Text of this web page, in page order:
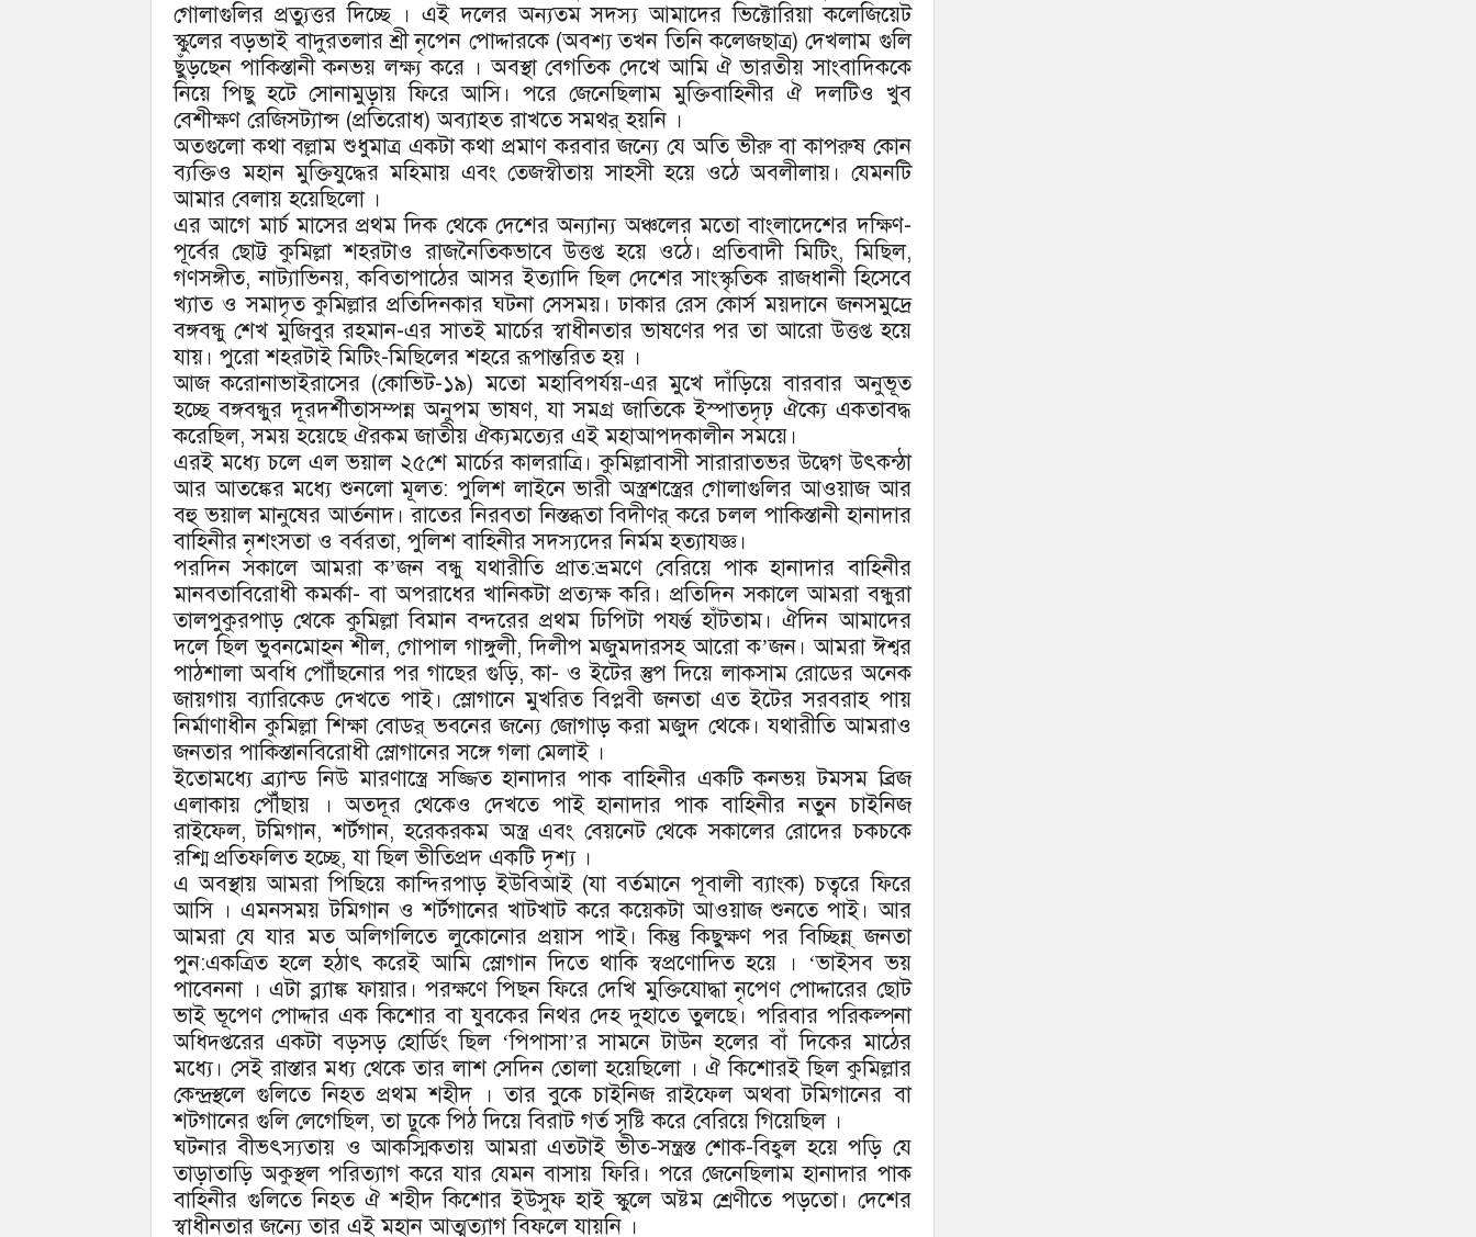
গোলাগুলির প্রত্যুত্তর দিচ্ছে । এই দলের অন্যতম সদস্য আমাদের ভিক্টোরিয়া কলেজিয়েট
স্কুলের বড়ভাই বাদুরতলার শ্রী নৃপেন পোদ্দারকে (অবশ্য তখন তিনি কলেজছাত্র) দেখলাম গুলি
ছুঁড়ছেন পাকিস্তানী কনভয় লক্ষ্য করে । অবস্থা বেগতিক দেখে আমি ঐ ভারতীয় সাংবাদিককে
নিয়ে পিছু হটে সোনামুড়ায় ফিরে আসি। পরে জেনেছিলাম মুক্তিবাহিনীর ঐ দলটিও খুব
বেশীক্ষণ রেজিসট্যান্স (প্রতিরোধ) অব্যাহত রাখতে সমথর্ হয়নি ।
অতগুলো কথা বল্লাম শুধুমাত্র একটা কথা প্রমাণ করবার জন্যে যে অতি ভীরু বা কাপরুষ কোন
ব্যক্তিও মহান মুক্তিযুদ্ধের মহিমায় এবং তেজস্বীতায় সাহসী হয়ে ওঠে অবলীলায়। যেমনটি
আমার বেলায় হয়েছিলো ।
এর আগে মার্চ মাসের প্রথম দিক থেকে দেশের অন্যান্য অঞ্চলের মতো বাংলাদেশের দক্ষিণ-
পূর্বের ছোট্ট কুমিল্লা শহরটাও রাজনৈতিকভাবে উত্তপ্ত হয়ে ওঠে। প্রতিবাদী মিটিং, মিছিল,
গণসঙ্গীত, নাট্যাভিনয়, কবিতাপাঠের আসর ইত্যাদি ছিল দেশের সাংস্কৃতিক রাজধানী হিসেবে
খ্যাত ও সমাদৃত কুমিল্লার প্রতিদিনকার ঘটনা সেসময়। ঢাকার রেস কোর্স ময়দানে জনসমুদ্রে
বঙ্গবন্ধু শেখ মুজিবুর রহমান-এর সাতই মার্চের স্বাধীনতার ভাষণের পর তা আরো উত্তপ্ত হয়ে
যায়। পুরো শহরটাই মিটিং-মিছিলের শহরে রূপান্তরিত হয় ।
আজ করোনাভাইরাসের (কোভিট-১৯) মতো মহাবিপর্যয়-এর মুখে দাঁড়িয়ে বারবার অনুভূত
হচ্ছে বঙ্গবন্ধুর দূরদর্শীতাসম্পন্ন অনুপম ভাষণ, যা সমগ্র জাতিকে ইস্পাতদৃঢ় ঐক্যে একতাবদ্ধ
করেছিল, সময় হয়েছে ঐরকম জাতীয় ঐক্যমত্যের এই মহাআপদকালীন সময়ে।
এরই মধ্যে চলে এল ভয়াল ২৫শে মার্চের কালরাত্রি। কুমিল্লাবাসী সারারাতভর উদ্বেগ উৎকন্ঠা
আর আতঙ্কের মধ্যে শুনলো মূলত: পুলিশ লাইনে ভারী অস্ত্রশস্ত্রের গোলাগুলির আওয়াজ আর
বহু ভয়াল মানুষের আর্তনাদ। রাতের নিরবতা নিস্তব্ধতা বিদীণর্ করে চলল পাকিস্তানী হানাদার
বাহিনীর নৃশংসতা ও বর্বরতা, পুলিশ বাহিনীর সদস্যদের নির্মম হত্যাযজ্ঞ।
পরদিন সকালে আমরা ক’জন বন্ধু যথারীতি প্রাত:ভ্রমণে বেরিয়ে পাক হানাদার বাহিনীর
মানবতাবিরোধী কমর্কা- বা অপরাধের খানিকটা প্রত্যক্ষ করি। প্রতিদিন সকালে আমরা বন্ধুরা
তালপুকুরপাড় থেকে কুমিল্লা বিমান বন্দরের প্রথম ঢিপিটা পযর্ন্ত হাঁটতাম। ঐদিন আমাদের
দলে ছিল ভুবনমোহন শীল, গোপাল গাঙ্গুলী, দিলীপ মজুমদারসহ আরো ক’জন। আমরা ঈশ্বর
পাঠশালা অবধি পোৗঁছনোর পর গাছের গুড়ি, কা- ও ইটের স্তুপ দিয়ে লাকসাম রোডের অনেক
জায়গায় ব্যারিকেড দেখতে পাই। স্লোগানে মুখরিত বিপ্লবী জনতা এত ইটের সরবরাহ পায়
নির্মাণাধীন কুমিল্লা শিক্ষা বোডর্ ভবনের জন্যে জোগাড় করা মজুদ থেকে। যথারীতি আমরাও
জনতার পাকিস্তানবিরোধী স্লোগানের সঙ্গে গলা মেলাই ।
ইতোমধ্যে ব্র্যান্ড নিউ মারণাস্ত্রে সজ্জিত হানাদার পাক বাহিনীর একটি কনভয় টমসম ব্রিজ
এলাকায় পৌঁঁছায় । অতদূর থেকেও দেখতে পাই হানাদার পাক বাহিনীর নতুন চাইনিজ
রাইফেল, টমিগান, শর্টগান, হরেকরকম অস্ত্র এবং বেয়নেট থেকে সকালের রোদের চকচকে
রশ্মি প্রতিফলিত হচ্ছে, যা ছিল ভীতিপ্রদ একটি দৃশ্য ।
এ অবস্থায় আমরা পিছিয়ে কান্দিরপাড় ইউবিআই (যা বর্তমানে পূবালী ব্যাংক) চত্বরে ফিরে
আসি । এমনসময় টমিগান ও শর্টগানের খাটখাট করে কয়েকটা আওয়াজ শুনতে পাই। আর
আমরা যে যার মত অলিগলিতে লুকোনোর প্রয়াস পাই। কিন্তু কিছুক্ষণ পর বিচ্ছিন্ন্ জনতা
পুন:একত্রিত হলে হঠাৎ করেই আমি স্লোগান দিতে থাকি স্বপ্রণোদিত হয়ে । ‘ভাইসব ভয়
পাবেননা । এটা ব্ল্যাঙ্ক ফায়ার। পরক্ষণে পিছন ফিরে দেখি মুক্তিযোদ্ধা নৃপেণ পোদ্দারের ছোট
ভাই ভূপেণ পোদ্দার এক কিশোর বা যুবকের নিথর দেহ দুহাতে তুলছে। পরিবার পরিকল্পনা
অধিদ্প্তরের একটা বড়সড় হোর্ডিং ছিল ‘পিপাসা’র সামনে টাউন হলের বাঁ দিকের মাঠের
মধ্যে। সেই রাস্তার মধ্য থেকে তার লাশ সেদিন তোলা হয়েছিলো । ঐ কিশোরই ছিল কুমিল্লার
কেন্দ্রস্থলে গুলিতে নিহত প্রথম শহীদ । তার বুকে চাইনিজ রাইফেল অথবা টমিগানের বা
শটগানের গুলি লেগেছিল, তা ঢুকে পিঠ দিয়ে বিরাট গর্ত সৃষ্টি করে বেরিয়ে গিয়েছিল ।
ঘটনার বীভৎস্যতায় ও আকস্মিকতায় আমরা এতটাই ভীত-সন্ত্রস্ত শোক-বিহ্বল হয়ে পড়ি যে
তাড়াতাড়ি অকুস্থল পরিত্যাগ করে যার যেমন বাসায় ফিরি। পরে জেনেছিলাম হানাদার পাক
বাহিনীর গুলিতে নিহত ঐ শহীদ কিশোর ইউসুফ হাই স্কুলে অষ্টম শ্রেণীতে পড়তো। দেশের
স্বাধীনতার জন্যে তার এই মহান আত্মত্যাগ বিফলে যায়নি ।